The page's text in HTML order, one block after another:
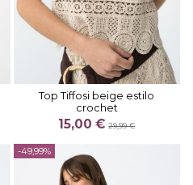
Top Tiffosi beige estilo
crochet
15,00 €29,99 €
-49,99%